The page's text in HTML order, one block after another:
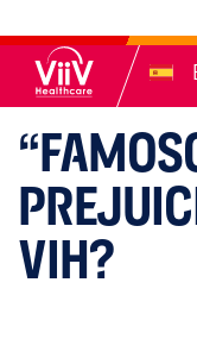
VIH?